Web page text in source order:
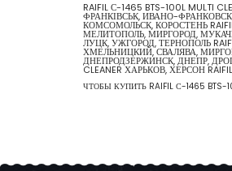
RAIFIL С-1465 BTS-100L
ФРАНКІВСЬК, ИВАНО-ФРАНКОВСК,
КОМСОМОЛЬСК, КОРОСТЕНЬ
МЕЛИТОПОЛЬ, МИРГОРОД,
ЛУЦК, УЖГОРОД, ТЕРНОПОЛЬ
ХМЕЛЬНИЦКИЙ, СВАЛЯВА,
ДНЕПРОДЗЕРЖИНСК, ДНЕПР,
CLEANER ХАРЬКОВ, ХЕРСОН
ЧТОБЫ КУПИТЬ RAIFIL С-1465 BTS-